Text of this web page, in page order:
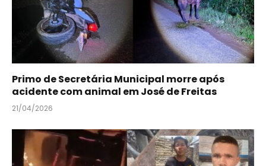
Primo de Secretária Municipal morre após
acidente com animal em José de Freitas
21/04/2026